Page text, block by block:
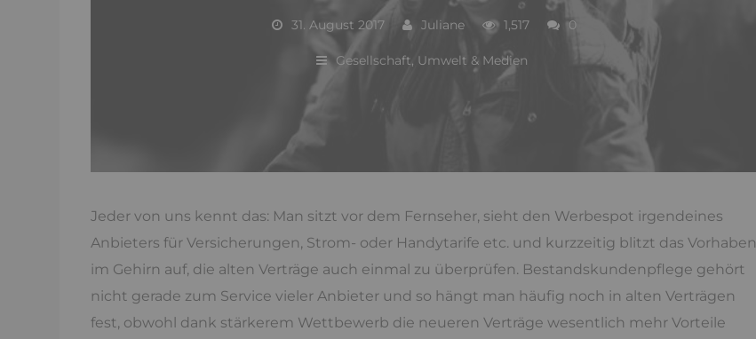
31. August 2017 Juliane 1,517 0
Gesellschaft, Umwelt & Medien
Jeder von uns kennt das: Man sitzt vor dem Fernseher, sieht den Werbespot irgendeines
Anbieters für Versicherungen, Strom- oder Handytarife etc. und kurzzeitig blitzt das Vorhaben
im Gehirn auf, die alten Verträge auch einmal zu überprüfen. Bestandskundenpflege gehört
nicht gerade zum Service vieler Anbieter und so hängt man häufig noch in alten Verträgen
fest, obwohl dank stärkerem Wettbewerb die neueren Verträge wesentlich mehr Vorteile